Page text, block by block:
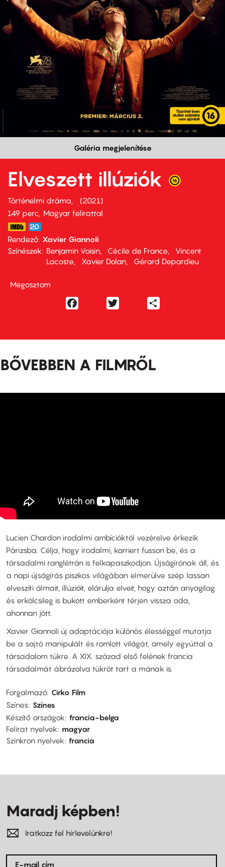
Galéria megjelenítése
Elveszett illúziók
Történelmi dráma
2021
149 perc,
Magyar felirattal
Rendező Xavier Giannoli
Színészek
Benjamin Voisin Cécile de France
Vincent
Lacoste
Xavier Dolan Gérard Depardieu
Megosztom
Facebook
BŐVEBBEN A FILMRŐL
Lucien Chardon irodalmi ambícióktól vezérelve érkezik
Párizsba. Célja, hogy irodalmi, karriert fusson be, és a
társadalmi ranglétrán is felkapaszkodjon. Újságírónak áll, és
a napi újságírás piszkos világában elmerülve szép lassan
elveszíti álmait, illúzióit, elárulja elveit, hogy aztán anyagilag
és erkölcsileg is bukott emberként térjen vissza oda,
ahonnan jött.
Xavier Giannoli új adaptációja különös élességgel mutatja
be a sajtó manipulált és romlott világát, amely egyúttal a
társadalom tükre. A XIX. század első felének francia
társadalmát ábrázolva tükröt tart a mának is.
Forgalmazó Cirko Film
Színes Színes
Készítő országok francia-belga
Felirat nyelvek
magyar
Szinkron nyelvek francia
Maradj képben!
Iratkozz fel hírlevelünkre!